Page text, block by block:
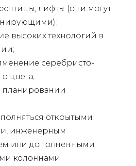
лифты (они могут
высоких технологий в
серебристо-
цвета;
планировании
открытыми
инженерным
или дополненными
колоннами.